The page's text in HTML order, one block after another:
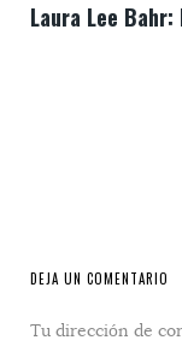
Laura Lee
DEJA UN COMENTARIO
Tu dirección de